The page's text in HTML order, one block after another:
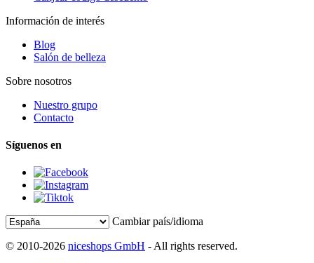
Información de interés
Blog
Salón de belleza
Sobre nosotros
Nuestro grupo
Contacto
Síguenos en
Cambiar país/idioma
© 2010-2026 niceshops GmbH - All rights reserved.